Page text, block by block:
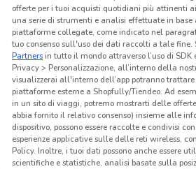
offerte per i tuoi acquisti quotidiani più attinenti
una serie di strumenti e analisi effettuate in
piattaforme collegate, come indicato nel
tuo consenso sull'uso dei dati raccolti a tale
Partnersin tutto il mondo attraverso l’uso di
Privacy > Personalizzazione, all’interno della
visualizzerai all'interno dell’app potranno
piattaforme esterne a Shopfully/Tiendeo. Ad
in un sito di viaggi, potremo mostrarti delle
abbia fornito il relativo consenso) insieme alle
dispositivo, possono essere raccolte e condivisi
esperienze applicative sulle delle reti wireless,
Policy. Inoltre, i tuoi dati possono anche essere
scientifiche e statistiche, analisi basate sulla